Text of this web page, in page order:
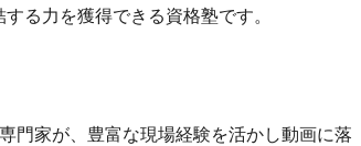
る力を獲得できる資格塾です。
門家が、豊富な現場経験を活かし動画に落